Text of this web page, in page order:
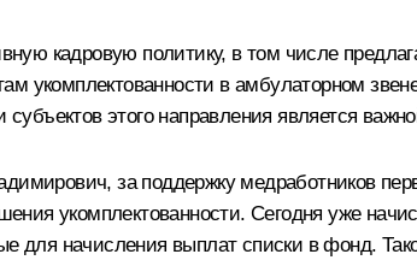
кадровую политику, в том числе
укомплектованности в амбулаторном
этого направления является
за поддержку медработников
укомплектованности. Сегодня уже
для начисления выплат списки в фонд.